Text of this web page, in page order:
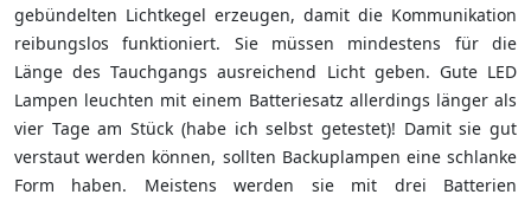
gebündelten Lichtkegel erzeugen, damit die Kommunikation
reibungslos funktioniert. Sie müssen mindestens für die
Länge des Tauchgangs ausreichend Licht geben. Gute LED
Lampen leuchten mit einem Batteriesatz allerdings länger als
vier Tage am Stück (habe ich selbst getestet)! Damit sie gut
verstaut werden können, sollten Backuplampen eine schlanke
Form haben. Meistens werden sie mit drei Batterien